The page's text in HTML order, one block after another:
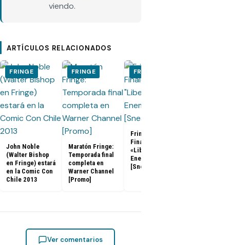
viendo.
ARTÍCULOS RELACIONADOS
FRINGE
John Noble
(Walter Bishop
en Fringe) estará
en la Comic Con
Chile 2013
FRINGE
Maratón Fringe:
Temporada final
completa en
Warner Channel
[Promo]
FRINGE
Fringe Series
Finale 5x12 5x13
«Liberty/An
Enemy of Fate»
[Sneak Peeks]
Ver comentarios